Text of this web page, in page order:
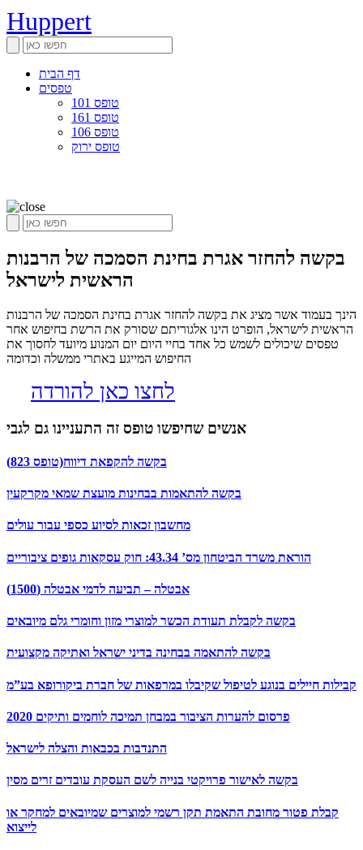
Huppert
דף הבית
טפסים
טופס 101
טופס 161
טופס 106
טופס ירוק
בקשה להחזר אגרת בחינת הסמכה של הרבנות
הראשית לישראל
הינך בעמוד אשר מציג את בקשה להחזר אגרת בחינת הסמכה של הרבנות
הראשית לישראל, הופרט הינו אלגוריתם שסורק את הרשת בחיפוש אחר
טפסים שיכולים לשמש כל אחד בחיי היום יום המנוע מיועד לחסוך את
החיפוש המייגע באתרי ממשלה וכדומה
לחצו כאן להורדה
אנשים שחיפשו טופס זה התעניינו גם לגבי
בקשה להקפאת דיווח(טופס 823)
בקשה להתאמות בבחינות מועצת שמאי מקרקעין
מחשבון זכאות לסיוע כספי עבור עולים
הוראת משרד הביטחון מס’ 43.34: חוק עסקאות גופים ציבוריים
אבטלה – תביעה לדמי אבטלה (1500)
בקשה לקבלת תעודת הכשר למוצרי מזון וחומרי גלם מיובאים
בקשה להתאמה בבחינה בדיני ישראל ואתיקה מקצועית
קבילות חיילים בנוגע לטיפול שקיבלו במרפאות של חברת ביקורופא בע”מ
פרסום להערות הציבור במבחן תמיכה לוחמים ותיקים 2020
התנדבות בכבאות והצלה לישראל
בקשה לאישור פרויקטי בנייה לשם העסקת עובדים זרים מסין
קבלת פטור מחובת התאמת תקן רשמי למוצרים שמיובאים למחקר או
לייצוא